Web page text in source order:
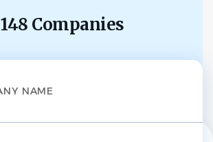
148 Companies